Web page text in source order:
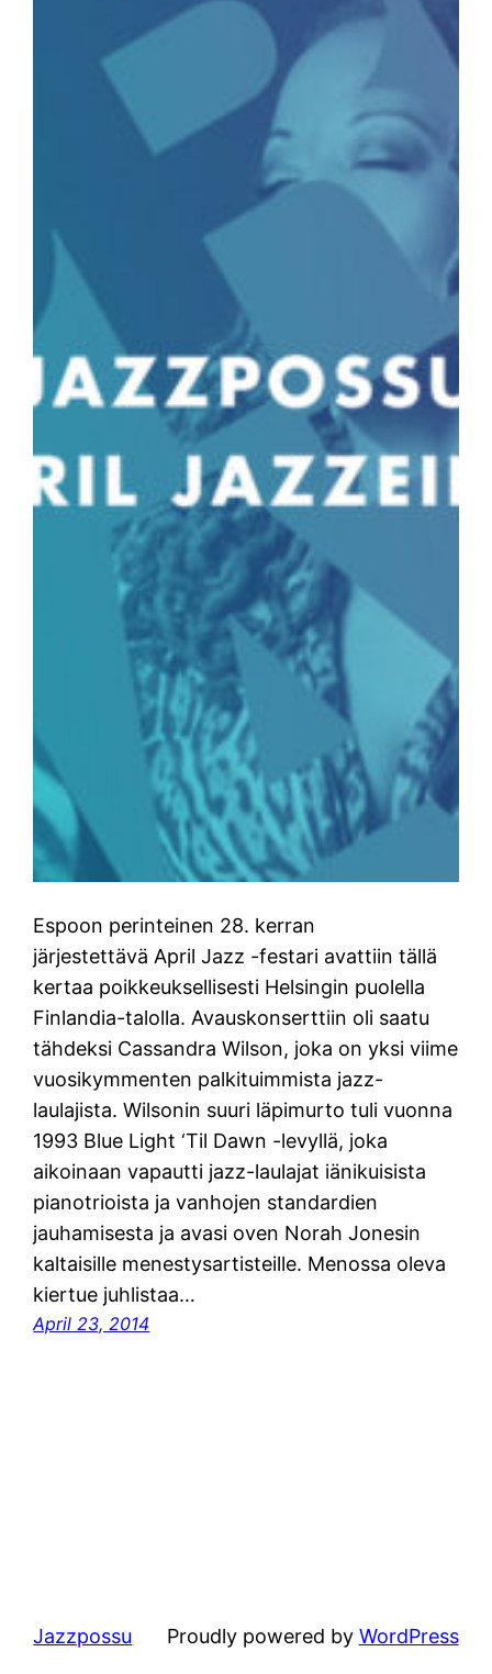
Espoon perinteinen 28. kerran
järjestettävä April Jazz -festari avattiin tällä
kertaa poikkeuksellisesti Helsingin puolella
Finlandia-talolla. Avauskonserttiin oli saatu
tähdeksi Cassandra Wilson, joka on yksi viime
vuosikymmenten palkituimmista jazz-
laulajista. Wilsonin suuri läpimurto tuli vuonna
1993 Blue Light ‘Til Dawn -levyllä, joka
aikoinaan vapautti jazz-laulajat iänikuisista
pianotrioista ja vanhojen standardien
jauhamisesta ja avasi oven Norah Jonesin
kaltaisille menestysartisteille. Menossa oleva
kiertue juhlistaa…
April 23, 2014
Jazzpossu Proudly powered by WordPress